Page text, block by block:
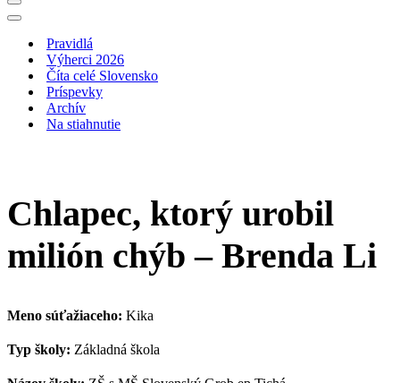
Menu
navigácie
Menu
navigáciePravidlá
Výherci 2026
Číta celé Slovensko
Príspevky
Archív
Na stiahnutie
Chlapec, ktorý urobil
milión chýb – Brenda Li
Meno súťažiaceho: Kika
Typ školy: Základná škola